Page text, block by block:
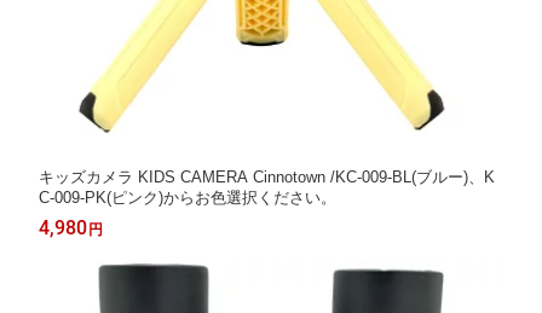
キッズカメラ KIDS CAMERA Cinnotown /KC-009-BL(ブルー)、K
C-009-PK(ピンク)からお色選択ください。
4,980円